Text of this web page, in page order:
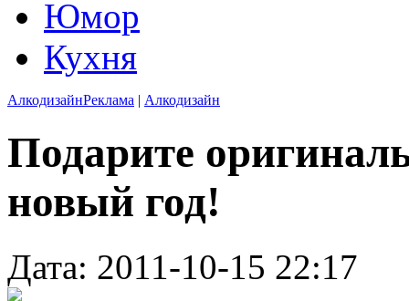
Юмор
Кухня
АлкодизайнРеклама | Алкодизайн
Подарите
новый год!
Дата: 2011-10-15 22:17